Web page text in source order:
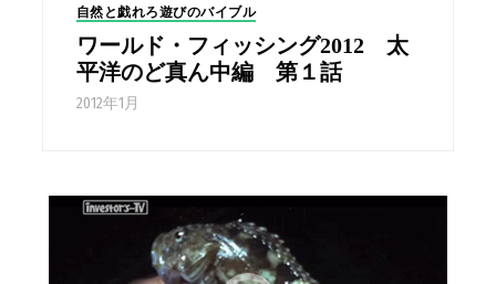
自然と戯れろ遊びのバイブル
ワールド・フィッシング2012 太
平洋のど真ん中編 第１話
2012年1月